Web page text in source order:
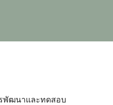
รพัฒนาและทดสอบ